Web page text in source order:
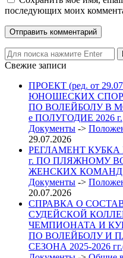
последующих моих
Свежие записи
ПРОЕКТ (ред. от
ЮНОШЕСКИХ
ПО ВОЛЕЙБОЛУ В
е ПОЛУГОДИЕ 2026 г.
Документы ->
29.07.2026
РЕГЛАМЕНТ
г. ПО ПЛЯЖНОМУ
ЖЕНСКИХ КОМАНД
Документы ->
20.07.2026
СПРАВКА О
СУДЕЙСКОЙ
ЧЕМПИОНАТА И
ПО ВОЛЕЙБОЛУ И
СЕЗОНА 2025-2026